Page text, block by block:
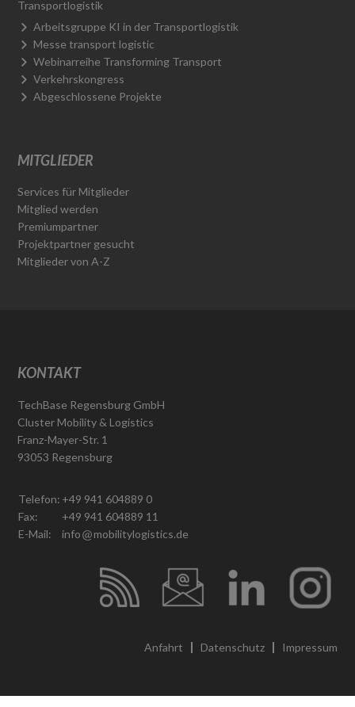
Transportlogistik
Arbeitsgruppe KI in der Transportlogistik
Messe transport logistic
Webinarreihe Transforming Transport
Verkehrskongress
Abgeschlossene Projekte
MITGLIEDER
Services für Mitglieder
Mitglied werden
Premiumpartner
Projektpartner gesucht
Mitglieder von A-Z
KONTAKT
TechBase Regensburg GmbH
Cluster Mobility & Logistics
Franz-Mayer-Str. 1
93053 Regensburg
Telefon:
Fax:
E-Mail:
+49 941 604889 0
+49 941 604889 11
info
mobilitylogistics.de
Anfahrt Datenschutz Impressum